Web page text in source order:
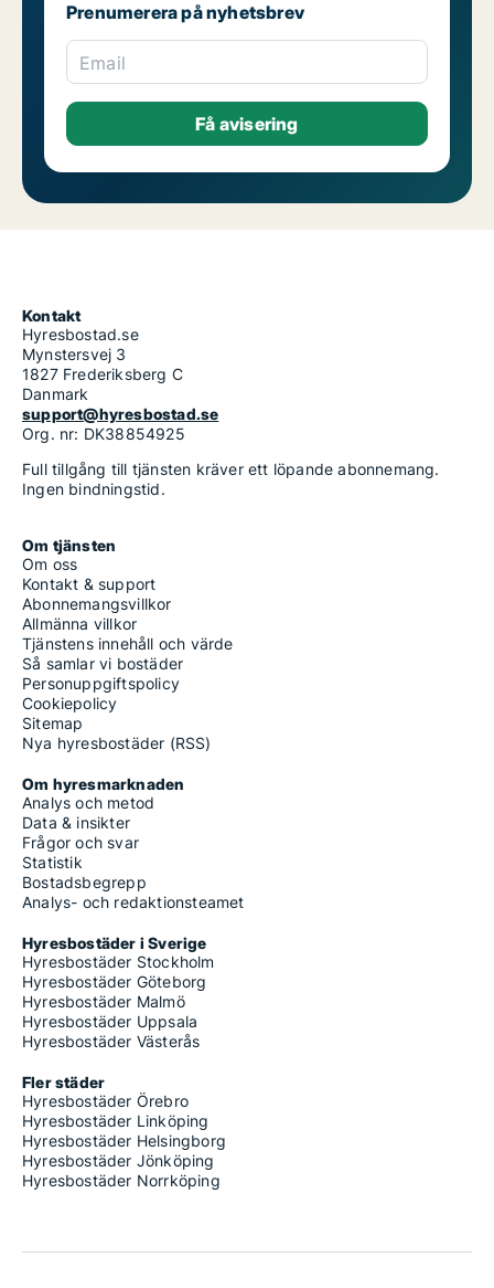
Prenumerera på nyhetsbrev
Email
Kontakt
Hyresbostad.se
Mynstersvej 3
1827 Frederiksberg C
Danmark
support@hyresbostad.se
Org. nr: DK38854925
Full tillgång till tjänsten kräver ett löpande abonnemang.
Ingen bindningstid.
Om tjänsten
Om oss
Kontakt & support
Abonnemangsvillkor
Allmänna villkor
Tjänstens innehåll och värde
Så samlar vi bostäder
Personuppgiftspolicy
Cookiepolicy
Sitemap
Nya hyresbostäder (RSS)
Om hyresmarknaden
Analys och metod
Data & insikter
Frågor och svar
Statistik
Bostadsbegrepp
Analys- och redaktionsteamet
Hyresbostäder i Sverige
Hyresbostäder Stockholm
Hyresbostäder Göteborg
Hyresbostäder Malmö
Hyresbostäder Uppsala
Hyresbostäder Västerås
Fler städer
Hyresbostäder Örebro
Hyresbostäder Linköping
Hyresbostäder Helsingborg
Hyresbostäder Jönköping
Hyresbostäder Norrköping